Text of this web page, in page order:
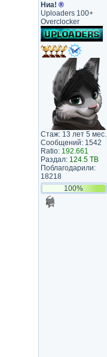
Ниа! ®
Uploaders 100+
Overclocker
Стаж: 13 лет 5 мес.
Сообщений: 1542
Ratio: 192.661
Раздал: 124.5 TB
Поблагодарили:
18218
100%